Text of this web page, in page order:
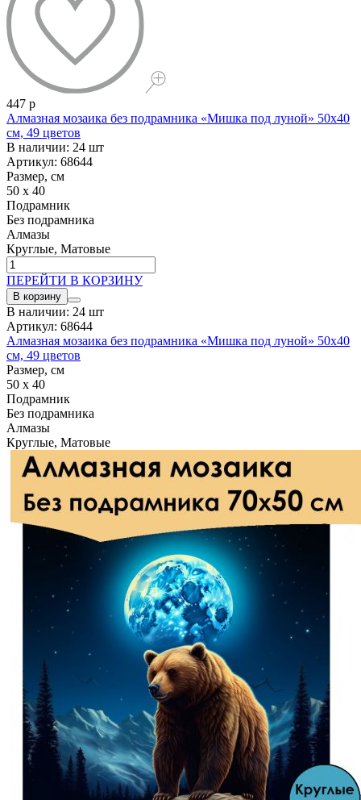
447 р
Алмазная мозаика без подрамника «Мишка под луной» 50x40
см, 49 цветов
В наличии: 24 шт
Артикул: 68644
Размер, см
50 x 40
Подрамник
Без подрамника
Алмазы
Круглые, Матовые
ПЕРЕЙТИ В КОРЗИНУ
В корзину
В наличии: 24 шт
Артикул: 68644
Алмазная мозаика без подрамника «Мишка под луной» 50x40
см, 49 цветов
Размер, см
50 x 40
Подрамник
Без подрамника
Алмазы
Круглые, Матовые